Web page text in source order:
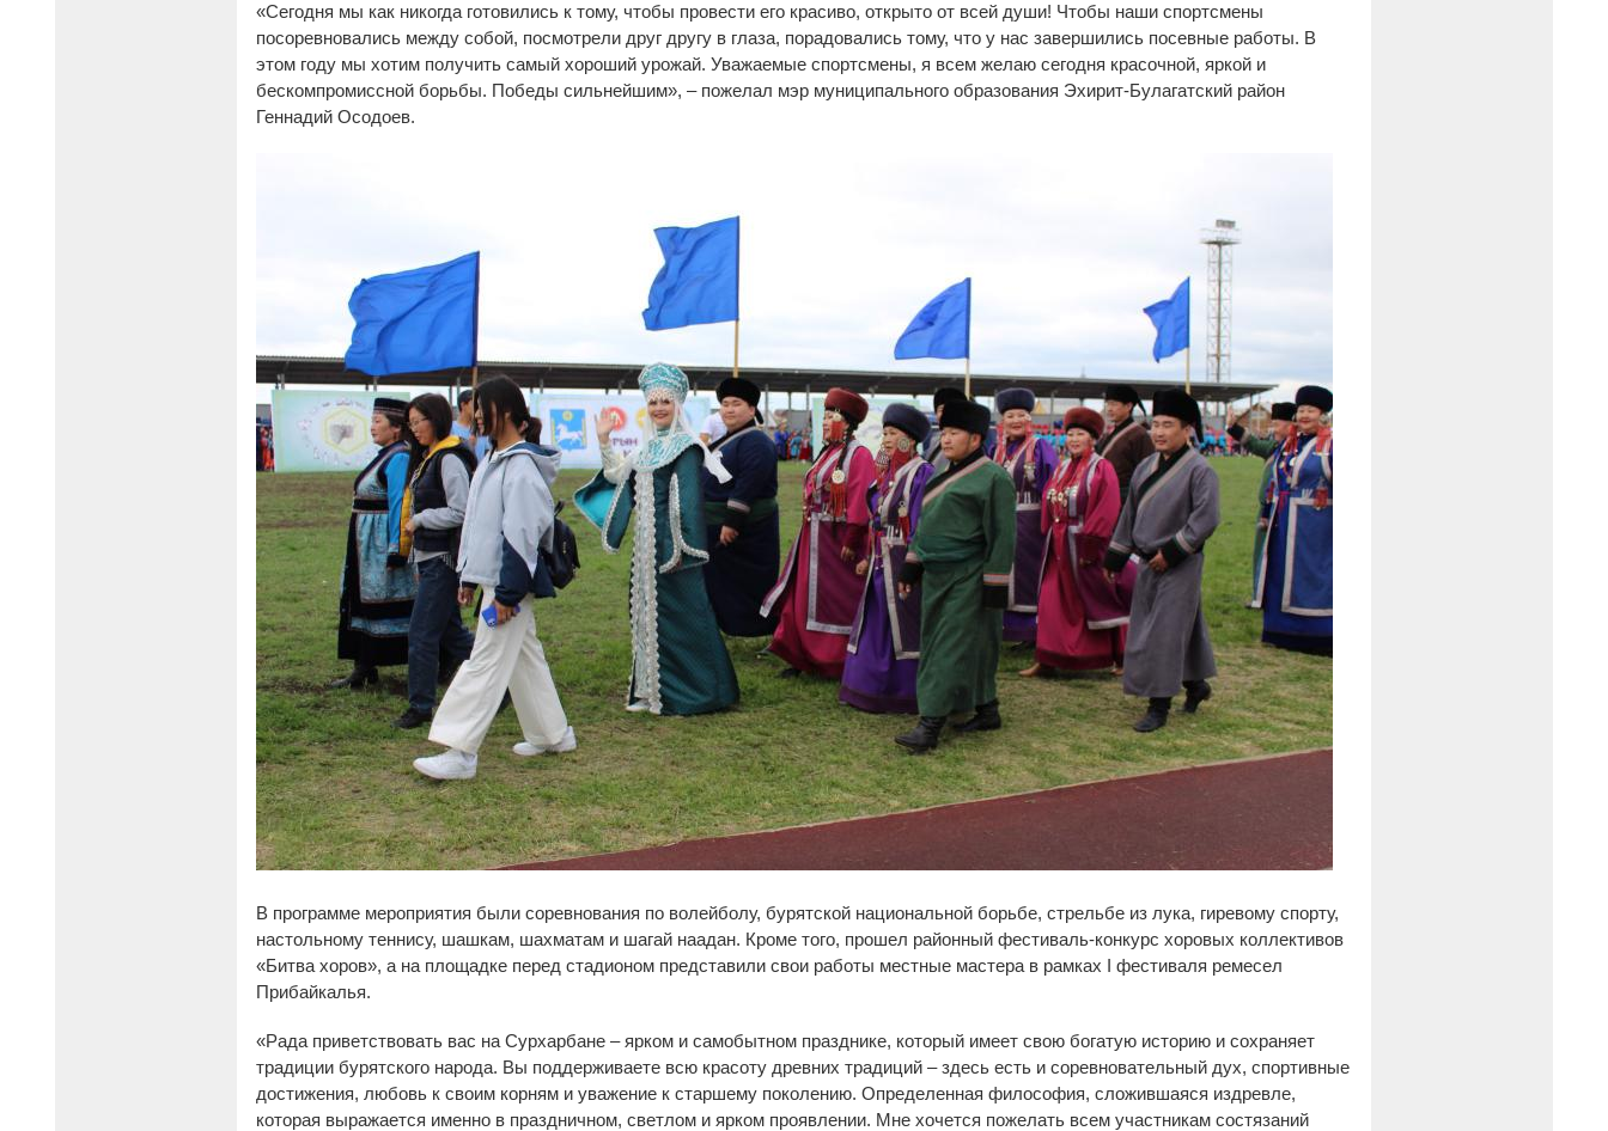
«Сегодня мы как никогда готовились к тому, чтобы провести его красиво, открыто от всей души! Чтобы наши спортсмены
посоревновались между собой, посмотрели друг другу в глаза, порадовались тому, что у нас завершились посевные работы. В
этом году мы хотим получить самый хороший урожай. Уважаемые спортсмены, я всем желаю сегодня красочной, яркой и
бескомпромиссной борьбы. Победы сильнейшим», – пожелал мэр муниципального образования Эхирит-Булагатский район
Геннадий Осодоев.
В программе мероприятия были соревнования по волейболу, бурятской национальной борьбе, стрельбе из лука, гиревому спорту,
настольному теннису, шашкам, шахматам и шагай наадан. Кроме того, прошел районный фестиваль-конкурс хоровых коллективов
«Битва хоров», а на площадке перед стадионом представили свои работы местные мастера в рамках I фестиваля ремесел
Прибайкалья.
«Рада приветствовать вас на Сурхарбане – ярком и самобытном празднике, который имеет свою богатую историю и сохраняет
традиции бурятского народа. Вы поддерживаете всю красоту древних традиций – здесь есть и соревновательный дух, спортивные
достижения, любовь к своим корням и уважение к старшему поколению. Определенная философия, сложившаяся издревле,
которая выражается именно в праздничном, светлом и ярком проявлении. Мне хочется пожелать всем участникам состязаний